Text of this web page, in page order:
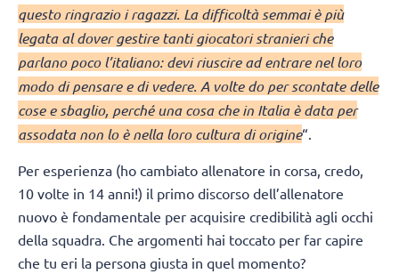
questo ringrazio i ragazzi. La difficoltà semmai è più
legata al dover gestire tanti giocatori stranieri che
parlano poco l’italiano: devi riuscire ad entrare nel loro
modo di pensare e di vedere. A volte do per scontate delle
cose e sbaglio, perché una cosa che in Italia è data per
assodata non lo è nella loro cultura di origine“.
Per esperienza (ho cambiato allenatore in corsa, credo,
10 volte in 14 anni!) il primo discorso dell’allenatore
nuovo è fondamentale per acquisire credibilità agli occhi
della squadra. Che argomenti hai toccato per far capire
che tu eri la persona giusta in quel momento?